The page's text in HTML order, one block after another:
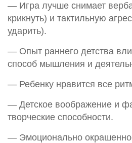
— Игра лучше снимает
крикнуть) и тактильную
ударить).
— Опыт раннего детства
способ мышления и
— Ребенку нравится все
— Детское воображение и
творческие способности.
— Эмоционально